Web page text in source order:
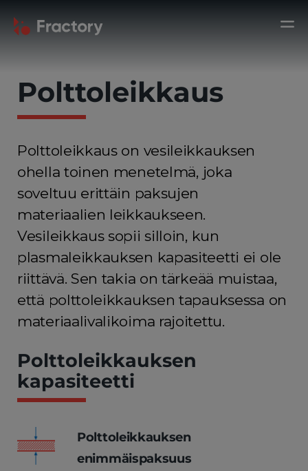
Polttoleikkaus
Polttoleikkaus on vesileikkauksen
ohella toinen menetelmä, joka
soveltuu erittäin paksujen
materiaalien leikkaukseen.
Vesileikkaus sopii silloin, kun
plasmaleikkauksen kapasiteetti ei ole
riittävä. Sen takia on tärkeää muistaa,
että polttoleikkauksen tapauksessa on
materiaalivalikoima rajoitettu.
Polttoleikkauksen
kapasiteetti
Polttoleikkauksen
enimmäispaksuus